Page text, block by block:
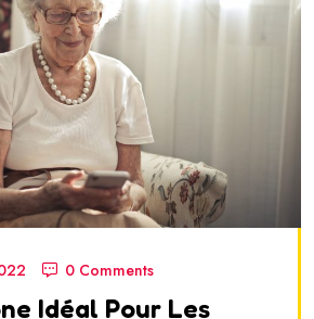
0 Comments
Idéal Pour Les